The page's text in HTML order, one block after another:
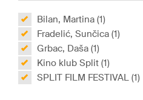
Bilan, Martina (1)
Fradelić, Sunčica (1)
Grbac, Daša (1)
Kino klub Split (1)
SPLIT FILM FESTIVAL (1)